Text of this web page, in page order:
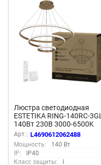
Люстра светодиодная
ESTETIKA RING-140RC-3GL
140Вт 230В 3000-6500K
600/400/200 1.2м трос ДУ
золотой IN HOME
Арт.: L4690612062488
Мощность:
140 Вт
IP:
IP40
Класс защиты: